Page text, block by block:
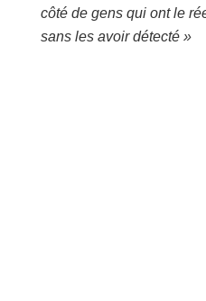
côté de gens qui ont le
sans les avoir détecté »